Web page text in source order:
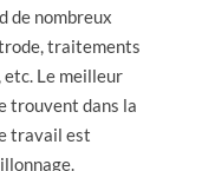
de nombreux
traitements
etc. Le meilleur
trouvent dans la
travail est